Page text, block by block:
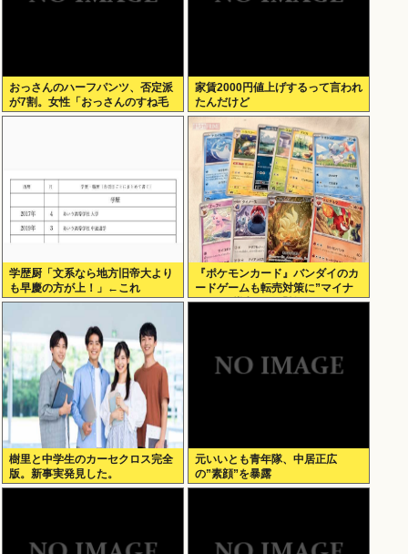
おっさんのハーフパンツ、否定派
が7割。女性「おっさんのすね毛
なんて見たくないじゃないですか
家賃2000円値上げするって言われ
たんだけど
学歴厨「文系なら地方旧帝大より
も早慶の方が上！」←これ
『ポケモンカード』バンダイのカ
ードゲームも転売対策に”マイナ
ンバー”導入開始「効果テキメ
樹里と中学生のカーセクロス完全
版。新事実発見した。
元いいとも青年隊、中居正広
の”素顔”を暴露